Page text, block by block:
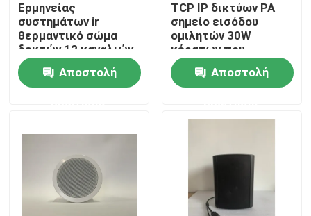
Ποιοτικός έλεγχος
Μας ελάτε σε επαφή με
Περιπτώσεις
Ερμηνείας
συστημάτων ir
θερμαντικό σώμα
δεκτών 12 καναλιών
IR ασύρματο
Αποστολή
TCP IP δικτύων PA
σημείο εισόδου
ομιλητών 30W
κέρατων που
τροφοδοτείται
υπαίθριοΑποστολή